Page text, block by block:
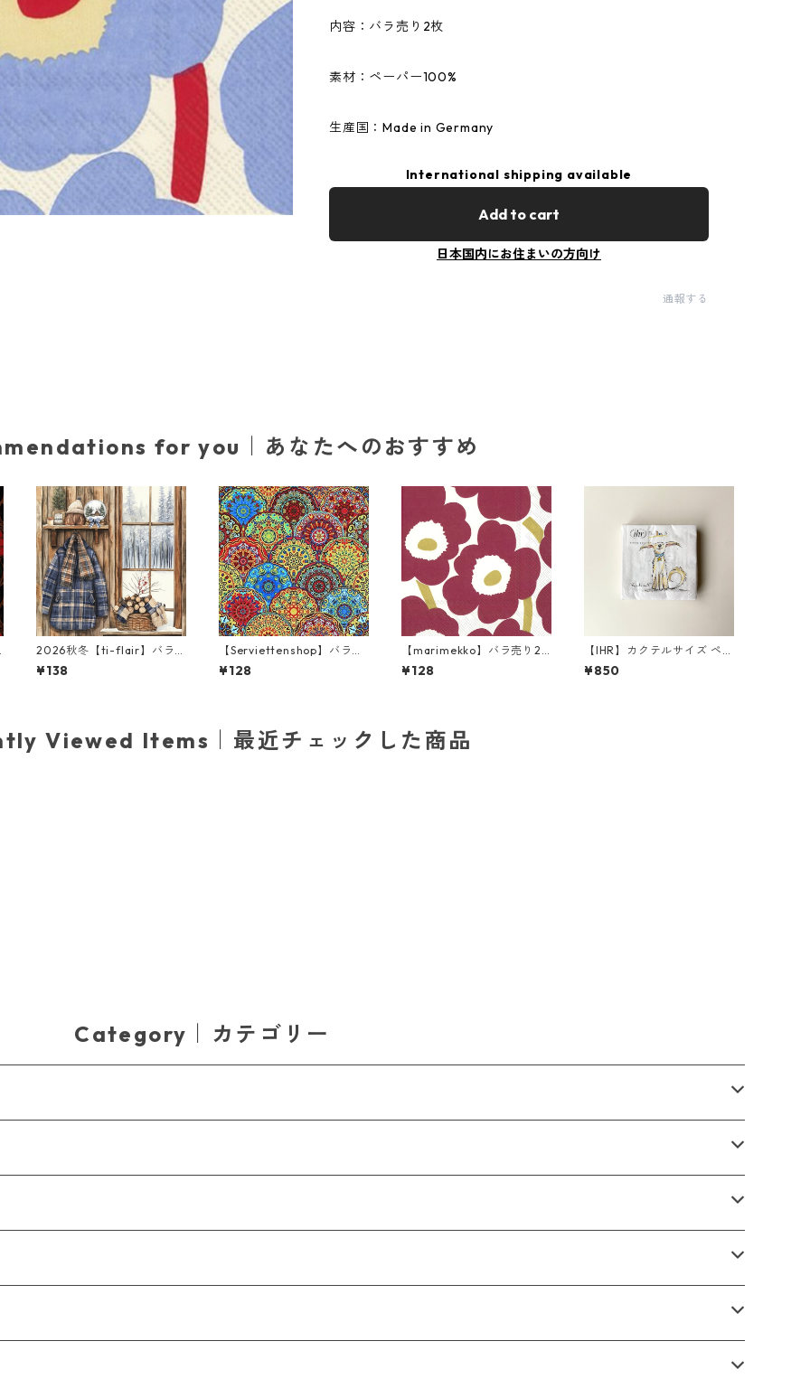
内容：バラ売り2枚
素材：ペーパー100%
生産国：Made in Germany
International shipping available
Add to cart
日本国内にお住まいの方向け
通報する
for you｜あなたへのおすすめ
2026秋冬【ti-flair】バラ
売り2枚 ランチサイズ ペー
パーナプキン Winter Lodg
¥138
【Serviettenshop】バラ売
り2枚 ランチサイズ ペーパ
ーナプキン Gothic Pattern
¥128
【marimekko】バラ売り2
枚 ランチサイズ ペーパーナ
プキン UNIKKO ダークレッ
¥128
【IHR】カクテルサイズ ペー
パーナプキン EMOTION DO
GS ホワイト Anita Jeram 2
¥850
Viewed Items｜最近チェックした商品
Category｜カテゴリー